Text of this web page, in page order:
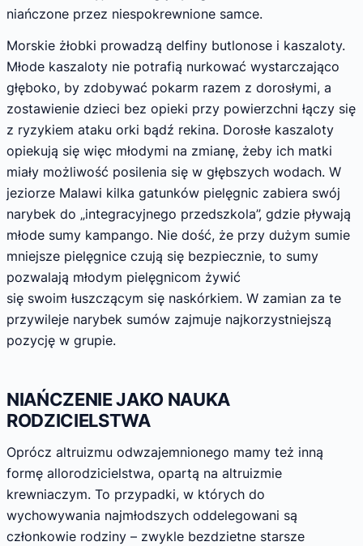
niańczone przez niespokrewnione samce.
Morskie żłobki prowadzą delfiny butlonose i kaszaloty.
Młode kaszaloty nie potrafią nurkować wystarczająco
głęboko, by zdobywać pokarm razem z dorosłymi, a
zostawienie dzieci bez opieki przy powierzchni łączy się
z ryzykiem ataku orki bądź rekina. Dorosłe kaszaloty
opiekują się więc młodymi na zmianę, żeby ich matki
miały możliwość posilenia się w głębszych wodach. W
jeziorze Malawi kilka gatunków pielęgnic zabiera swój
narybek do „integracyjnego przedszkola”, gdzie pływają
młode sumy kampango. Nie dość, że przy dużym sumie
mniejsze pielęgnice czują się bezpiecznie, to sumy
pozwalają młodym pielęgnicom żywić
się swoim łuszczącym się naskórkiem. W zamian za te
przywileje narybek sumów zajmuje najkorzystniejszą
pozycję w grupie.
NIAŃCZENIE JAKO NAUKA
RODZICIELSTWA
Oprócz altruizmu odwzajemnionego mamy też inną
formę allorodzicielstwa, opartą na altruizmie
krewniaczym. To przypadki, w których do
wychowywania najmłodszych oddelegowani są
członkowie rodziny – zwykle bezdzietne starsze